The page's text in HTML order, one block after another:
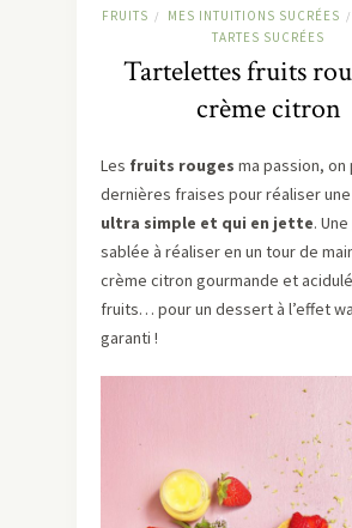
FRUITS / MES INTUITIONS SUCRÉES /
TARTES SUCRÉES
Tartelettes fruits
crème citron
Les fruits rouges ma passion,
dernières fraises pour réaliser une
ultra simple et qui en jette.
sablée à réaliser en un tour de
crème citron gourmande et
fruits… pour un dessert à l’effet
garanti !